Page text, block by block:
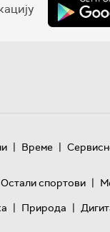
| Време |
Остали спортови |
| Природа |